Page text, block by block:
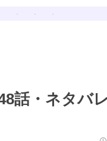
話・ネタバ